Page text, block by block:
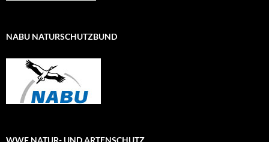
NABU NATURSCHUTZBUND